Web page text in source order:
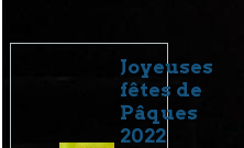
Joyeuses
fêtes de
Pâques
2022